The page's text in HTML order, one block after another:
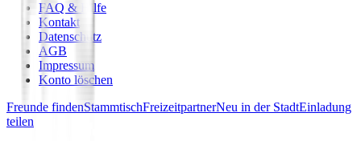
FAQ & Hilfe
Kontakt
Datenschutz
AGB
Impressum
Konto löschen
Freunde findenStammtischFreizeitpartnerNeu in der StadtEinladung
teilen